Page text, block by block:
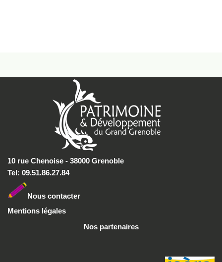
10 rue Chenoise - 38000 Grenoble
Tel: 09.51.86.27.84
Nous contacter
Mentions légales
Nos partenaires